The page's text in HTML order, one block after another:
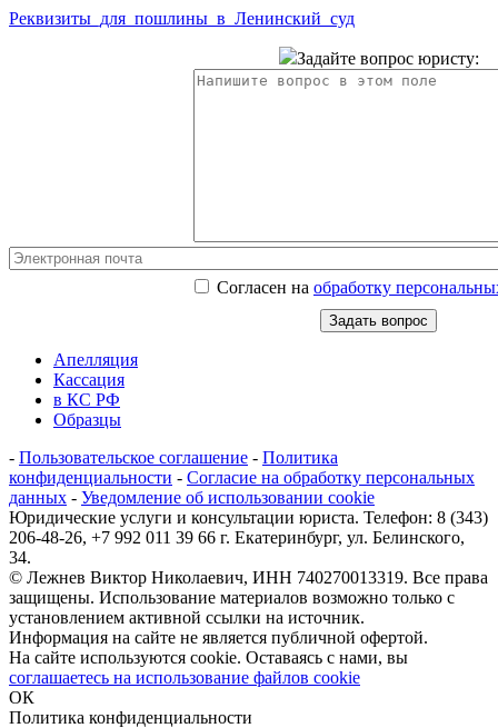
Реквизиты_для_пошлины_в_Ленинский_суд
Задайте вопрос юристу:
Согласен на обработку
Апелляция
Кассация
в КС РФ
Образцы
- Пользовательское соглашение - Политика
конфиденциальности - Согласие на обработку персональных
данных - Уведомление об использовании cookie
Юридические услуги и консультации юриста. Телефон: 8 (343)
206-48-26, +7 992 011 39 66 г. Екатеринбург, ул. Белинского,
34.
© Лежнев Виктор Николаевич, ИНН 740270013319. Все права
защищены. Использование материалов возможно только с
установлением активной ссылки на источник.
Информация на сайте не является публичной офертой.
На сайте используются cookie. Оставаясь с нами, вы
соглашаетесь на использование файлов cookie
ОК
Политика конфиденциальности